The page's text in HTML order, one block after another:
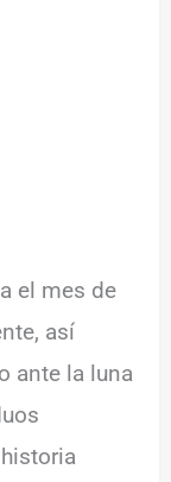
el mes de
así
ante la luna